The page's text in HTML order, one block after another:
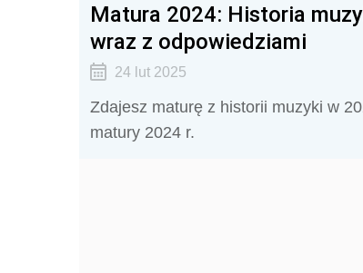
Matura 2024: Historia
wraz z odpowiedziami
24 lut 2025
Zdajesz maturę z historii muzyki w
matury 2024 r.